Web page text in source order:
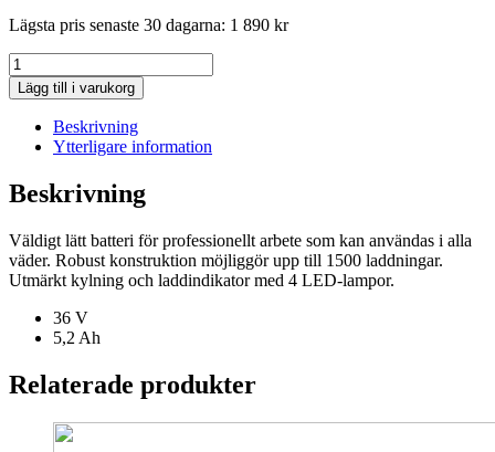
Lägsta pris senaste 30 dagarna: 1 890 kr
Husqvarna
Bli200
Batteri
mängd
Lägg till i varukorg
Beskrivning
Ytterligare information
Beskrivning
Väldigt lätt batteri för professionellt arbete som kan användas i alla
väder. Robust konstruktion möjliggör upp till 1500 laddningar.
Utmärkt kylning och laddindikator med 4 LED-lampor.
36 V
5,2 Ah
Relaterade produkter